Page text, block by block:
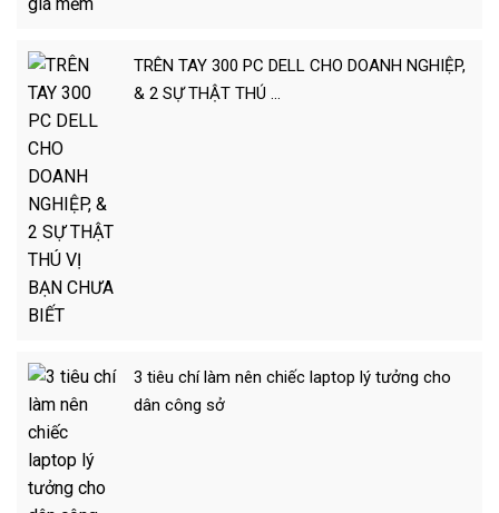
TRÊN TAY 300 PC DELL CHO DOANH NGHIỆP,
& 2 SỰ THẬT THÚ …
3 tiêu chí làm nên chiếc laptop lý tưởng cho
dân công sở